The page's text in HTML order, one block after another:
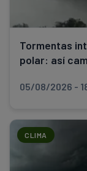
Tormentas
polar: así
05/08/2026 -
CLIMA